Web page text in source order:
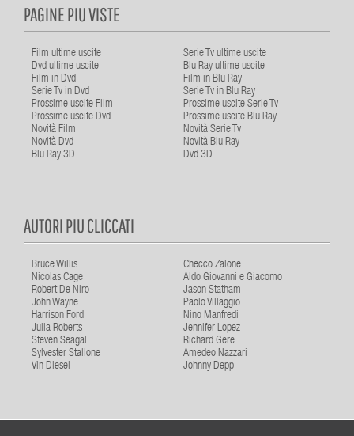
PAGINE PIU VISTE
Film ultime uscite
Serie Tv ultime uscite
Dvd ultime uscite
Blu Ray ultime uscite
Film in Dvd
Film in Blu Ray
Serie Tv in Dvd
Serie Tv in Blu Ray
Prossime uscite Film
Prossime uscite Serie Tv
Prossime uscite Dvd
Prossime uscite Blu Ray
Novità Film
Novità Serie Tv
Novità Dvd
Novità Blu Ray
Blu Ray 3D
Dvd 3D
AUTORI PIU CLICCATI
Bruce Willis
Checco Zalone
Nicolas Cage
Aldo Giovanni e Giacomo
Robert De Niro
Jason Statham
John Wayne
Paolo Villaggio
Harrison Ford
Nino Manfredi
Julia Roberts
Jennifer Lopez
Steven Seagal
Richard Gere
Sylvester Stallone
Amedeo Nazzari
Vin Diesel
Johnny Depp